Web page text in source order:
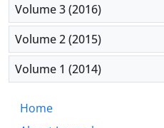
Volume 3 (2016)
Volume 2 (2015)
Volume 1 (2014)
Home